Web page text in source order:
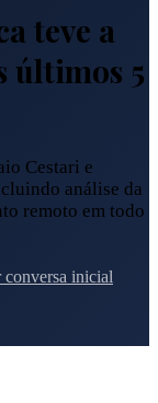
teve a
últimos 5
Cestari e
análise da
remoto em todo
conversa inicial